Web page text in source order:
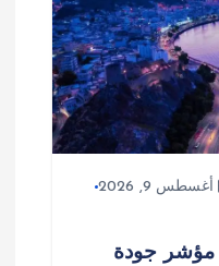
أغسطس 9, 2026
مؤشر جودة